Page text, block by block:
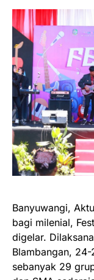
Banyuwangi,
bagi milenial,
digelar.
Blambangan,
sebanyak 29